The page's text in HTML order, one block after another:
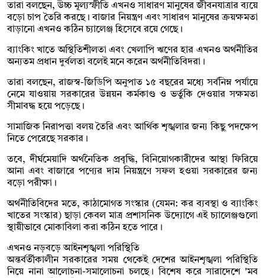
তারা বলছেন, উচ্চ মূল্যস্ফীতি এখনও সাধারণ মানুষের জীবনযাত্রার ব্যয়ে
বড়ো চাপ তৈরি করছে। বাজার নিয়ন্ত্রণ এবং সাধারণ মানুষের ক্রয়ক্ষমতা
বাড়ানো এখনও কঠিন চ্যালেঞ্জ হিসেবে রয়ে গেছে।
ব্যাংকিং খাতে অস্থিতিশীলতা এবং খেলাপি ঋণের হার এখনও অর্থনীতির
অন্যতম প্রধান দুর্বলতা বলেই মনে করেন অর্থনীতিবিদরা।
তারা বলছেন, রাজস্ব-জিডিপি অনুপাত ১৫ বছরের মধ্যে সর্বনিম্ন পর্যায়ে
নেমে যাওয়ায় সরকারের উন্নয়ন কর্মকাণ্ড ও ভর্তুকি দেওয়ার সক্ষমতা
সীমাবদ্ধ হয়ে পড়েছে।
সামাজিক নিরাপত্তা বলয় তৈরি এবং আর্থিক শৃঙ্খলার জন্য কিছু পদক্ষেপ
নিতে পেরেছে সরকার।
তবে, দীর্ঘমেয়াদি অর্থনৈতিক প্রবৃদ্ধি, বিনিয়োগকারীদের আস্থা ফিরিয়ে
আনা এবং বাজারে পণ্যের দাম নিয়ন্ত্রণে সফল হওয়া সরকারের জন্য
বড়ো পরীক্ষা।
অর্থনীতিবিদের মতে, কাঠামোগত সংস্কার (যেমন: কর ব্যবস্থা ও ব্যাংকিং
খাতের সংস্কার) ছাড়া কেবল মাত্র প্রশাসনিক উদ্যোগে এই চ্যালেঞ্জগুলো
স্থায়ীভাবে মোকাবিলা করা কঠিন হতে পারে।
এখনও নড়বড়ে আইনশৃঙ্খলা পরিস্থিতি
অন্তর্বর্তীকালীন সরকারের সময় থেকেই দেশের আইনশৃঙ্খলা পরিস্থিতি
নিয়ে নানা আলোচনা-সমালোচনা চলছে। বিশেষ করে সারাদেশে 'মব